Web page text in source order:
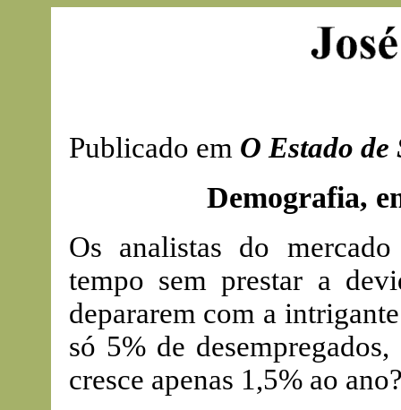
Publicado em O Estado de
Demografia,
Os analistas do
tempo sem prestar a
depararem com a
só 5% de
cresce apenas 1,5% ao